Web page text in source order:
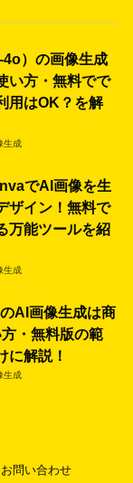
）の画像生成
い方・無料でで
用はOK？を解
生成
でAI画像を生
ザイン！無料で
万能ツールを紹
生成
AI画像生成は商
・無料版の範
に解説！
生成
お問い合わせ